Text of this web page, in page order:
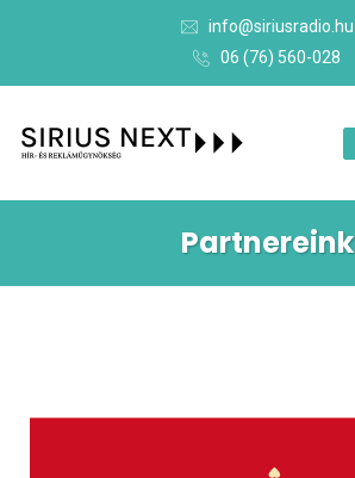
info@siriusradio.hu
06 (76) 560-028
Partnereink